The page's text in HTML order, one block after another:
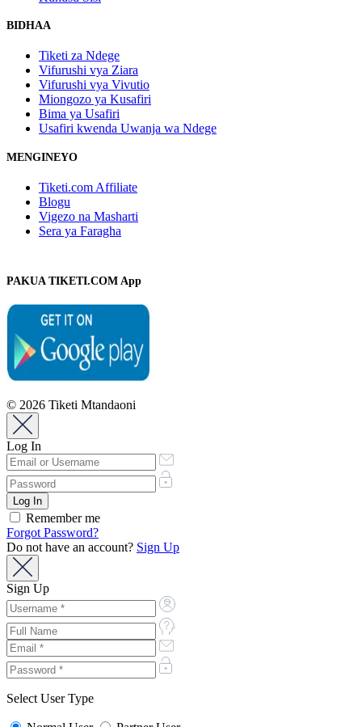
BIDHAA
Tiketi za Ndege
Vifurushi vya Ziara
Vifurushi vya Vivutio
Miongozo ya Kusafiri
Bima ya Usafiri
Usafiri kwenda Uwanja wa Ndege
MENGINEYO
Tiketi.com Affiliate
Blogu
Vigezo na Masharti
Sera ya Faragha
PAKUA TIKETI.COM App
© 2026 Tiketi Mtandaoni
Log In
Remember me
Forgot Password?
Do not have an account? Sign Up
Sign Up
Select User Type